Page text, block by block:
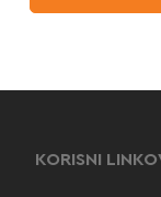
KORISNI